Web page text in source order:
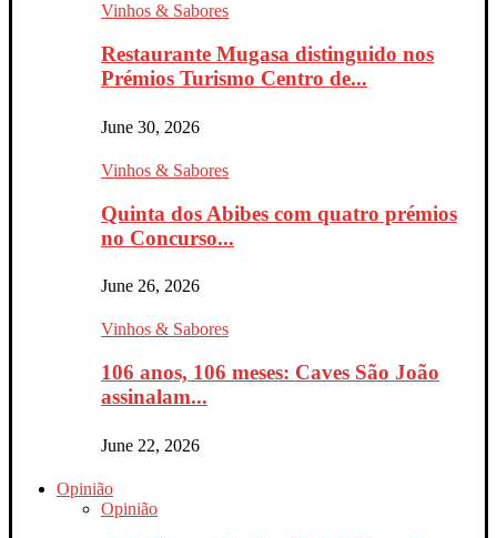
Vinhos & Sabores
Restaurante Mugasa distinguido nos
Prémios Turismo Centro de...
June 30, 2026
Vinhos & Sabores
Quinta dos Abibes com quatro prémios
no Concurso...
June 26, 2026
Vinhos & Sabores
106 anos, 106 meses: Caves São João
assinalam...
June 22, 2026
Opinião
Opinião